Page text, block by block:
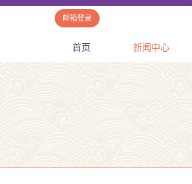
邮箱登录
首页 新闻中心